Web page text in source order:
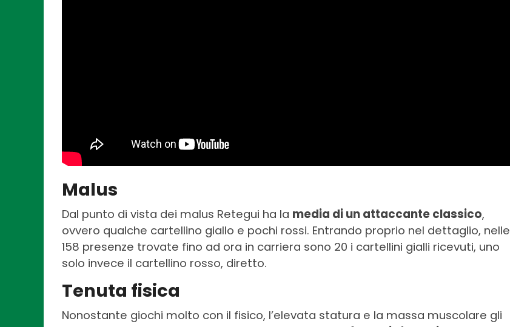
Malus
Dal punto di vista dei malus Retegui ha la media di un attaccante classico,
ovvero qualche cartellino giallo e pochi rossi. Entrando proprio nel dettaglio, nelle
158 presenze trovate fino ad ora in carriera sono 20 i cartellini gialli ricevuti, uno
solo invece il cartellino rosso, diretto.
Tenuta fisica
Nonostante giochi molto con il fisico, l’elevata statura e la massa muscolare gli